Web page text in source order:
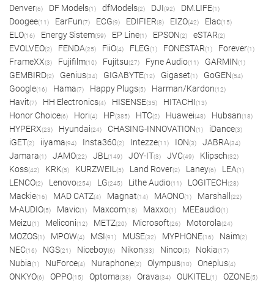
Denver(6) DF Models(1) dfModels(2) DJI(92) DM.LIFE(1)
Doogee(11) EarFun(7) ECG(9) EDIFIER(8) EIZO(42) Elac(15)
ELO(16) Energy Sistem(59) EP Line(1) EPSON(2) eSTAR(2)
EVOLVEO(2) FENDA(25) FiiO(4) FLEG(1) FONESTAR(1) Forever(1)
FrameXX(3) Fujifilm(10) Fujitsu(27) Fyne Audio(11) GARMIN(1)
GEMBIRD(2) Genius(34) GIGABYTE(12) Gigaset(1) GoGEN(54)
Google(16) Hama(7) Happy Plugs(5) Harman/Kardon(12)
Havit(7) HH Electronics(4) HISENSE(35) HITACHI(13)
Honor Choice(6) Hori(4) HP(385) HTC(2) Huawei(48) Hubsan(18)
HYPERX(23) Hyundai(24) CHASING-INNOVATION(1) iDance(3)
iGET(2) iiyama(94) Insta360(2) Intezze(11) ION(3) JABRA(34)
Jamara(1) JAMO(22) JBL (149) JOY-IT(3) JVC(49) Klipsch(32)
Koss(42) KRK(5) KURZWEIL (5) Land Rover(2) Laney(6) LEA(1)
LENCO(2) Lenovo(254) LG(245) Lithe Audio(11) LOGITECH(28)
Mackie(16) MAD CATZ(4) Magnat(14) MAONO(1) Marshall (22)
M-AUDIO(5) Mavic(1) Maxcom(18) Maxxo(1) MEEaudio(1)
Meizu(1) Meliconi(12) METZ(20) Microsoft(26) Motorola(24)
MOZOS(1) MPOW(4) MSI(91) MUSE(32) MYPHONE(16) Naim(2)
NEC(16) NGS(21) Niceboy(6) Nikon(33) Ninco(5) Nokia(17)
Nubia(1) NuForce(4) Nuraphone(2) Olympus(10) Oneplus(4)
ONKYO(6) OPPO(15) Optoma(38) Orava(34) OUKITEL (1) OZONE(5)